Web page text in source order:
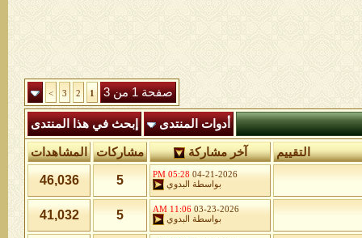
صفحة 1 من 3 1
2
3
>
أدوات المنتدى إبحث في هذا المنتدى
التقييم آخر مشاركة مشاركات المشاهدات
04-21-2026
05:28 PM
بواسطة
البدوي 5
46,036
03-23-2026
11:06 AM
بواسطة
البدوي 5
41,032